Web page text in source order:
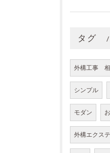
タグ
外構工事
シンプル
モダン
外構エクス